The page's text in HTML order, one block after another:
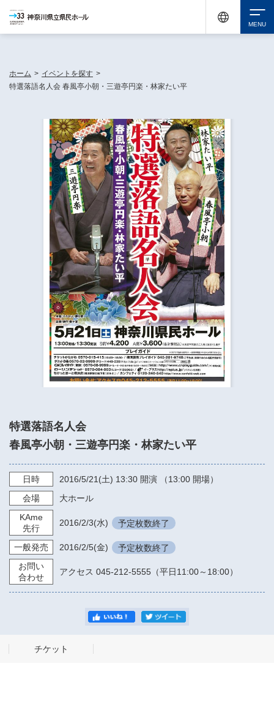
イベントを探す
・ イベント一覧
・ イベントカレンダー
休館中の県民ホールについて
・ 施設概要
・ パイプオルガン
・ 神奈川県民ホールの取り組み
神奈川県立県民ホールSNS
​​​​​​​​​​​​​神奈川県立県民ホール
ギャラリーSNS
ホーム > イベントを探す >
特選落語名人会 春風亭小朝・三遊亭円楽・林家たい平
特選落語名人会
春風亭小朝・三遊亭円楽・林家たい平
日時 2016/5/21 (土) 13:30 開演 （13:00 開場）
会場
大ホール
KAme
先行
2016/2/3(水) 予定枚数終了
一般発売 2016/2/5(金)
予定枚数終了
お問い
合わせ
アクセス 045-212-5555（平日11:00～18:00）
チケット